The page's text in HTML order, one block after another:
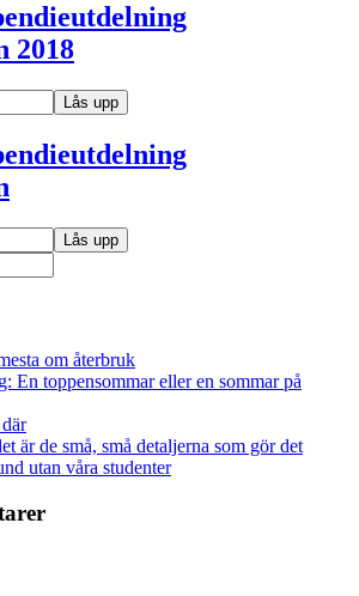
2018
om återbruk
En toppensommar eller en sommar på
är de små, små detaljerna som gör det
utan våra studenter